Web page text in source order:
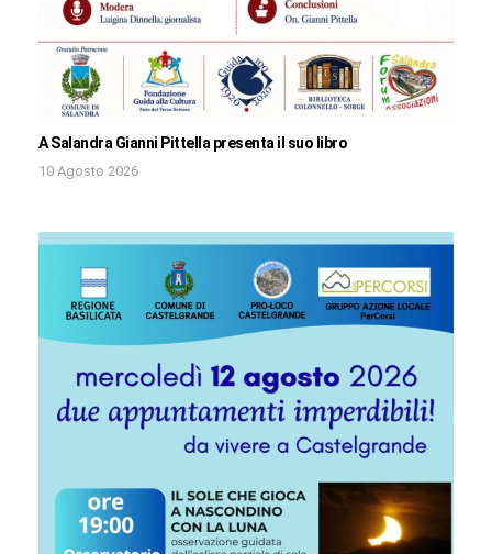
A Salandra Gianni Pittella presenta il suo libro
10 Agosto 2026